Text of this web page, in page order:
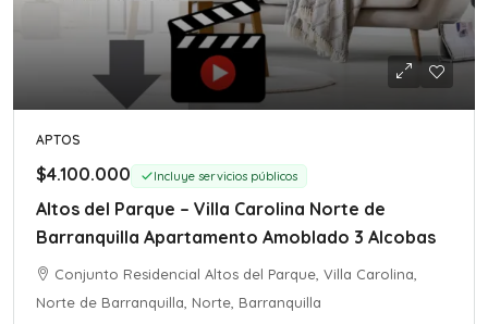
APTOS
$4.100.000 Incluye servicios públicos
Altos del Parque – Villa Carolina Norte de
Barranquilla Apartamento Amoblado 3 Alcobas
Conjunto Residencial Altos del Parque, Villa Carolina,
Norte de Barranquilla, Norte, Barranquilla